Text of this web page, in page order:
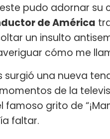
pudo adornar su
de América
un insulto
cómo me
surgió una nueva
de la
grito de
faltar.